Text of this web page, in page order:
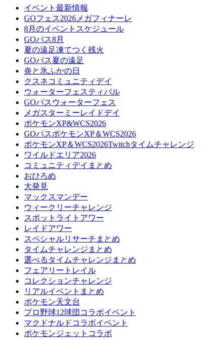
イベント最新情報
GOフェス2026メガフィナーレ
8月のイベントスケジュール
GOパス8月
夏の遠足凍てつく残火
GOパス夏の遠足
炎と氷ふかの日
クスネコミュニティデイ
ウォーターフェスティバル
GOパスウォーターフェス
メガスターミーレイドデイ
ポケモンXP&WCS2026
GOパスポケモンXP＆WCS2026
ポケモンXP＆WCS2026Twitchタイムチャレンジ
ワイルドエリア2026
コミュニティデイまとめ
おひろめ
大発見
マックスマンデー
ウィークリーチャレンジ
スポットライトアワー
レイドアワー
スペシャルリサーチまとめ
タイムチャレンジまとめ
選べるタイムチャレンジまとめ
フェアリートレイル
コレクションチャレンジ
リアルイベントまとめ
ポケモン天文台
プロ野球12球団コラボイベント
マクドナルドコラボイベント
ポケモンジェットコラボ